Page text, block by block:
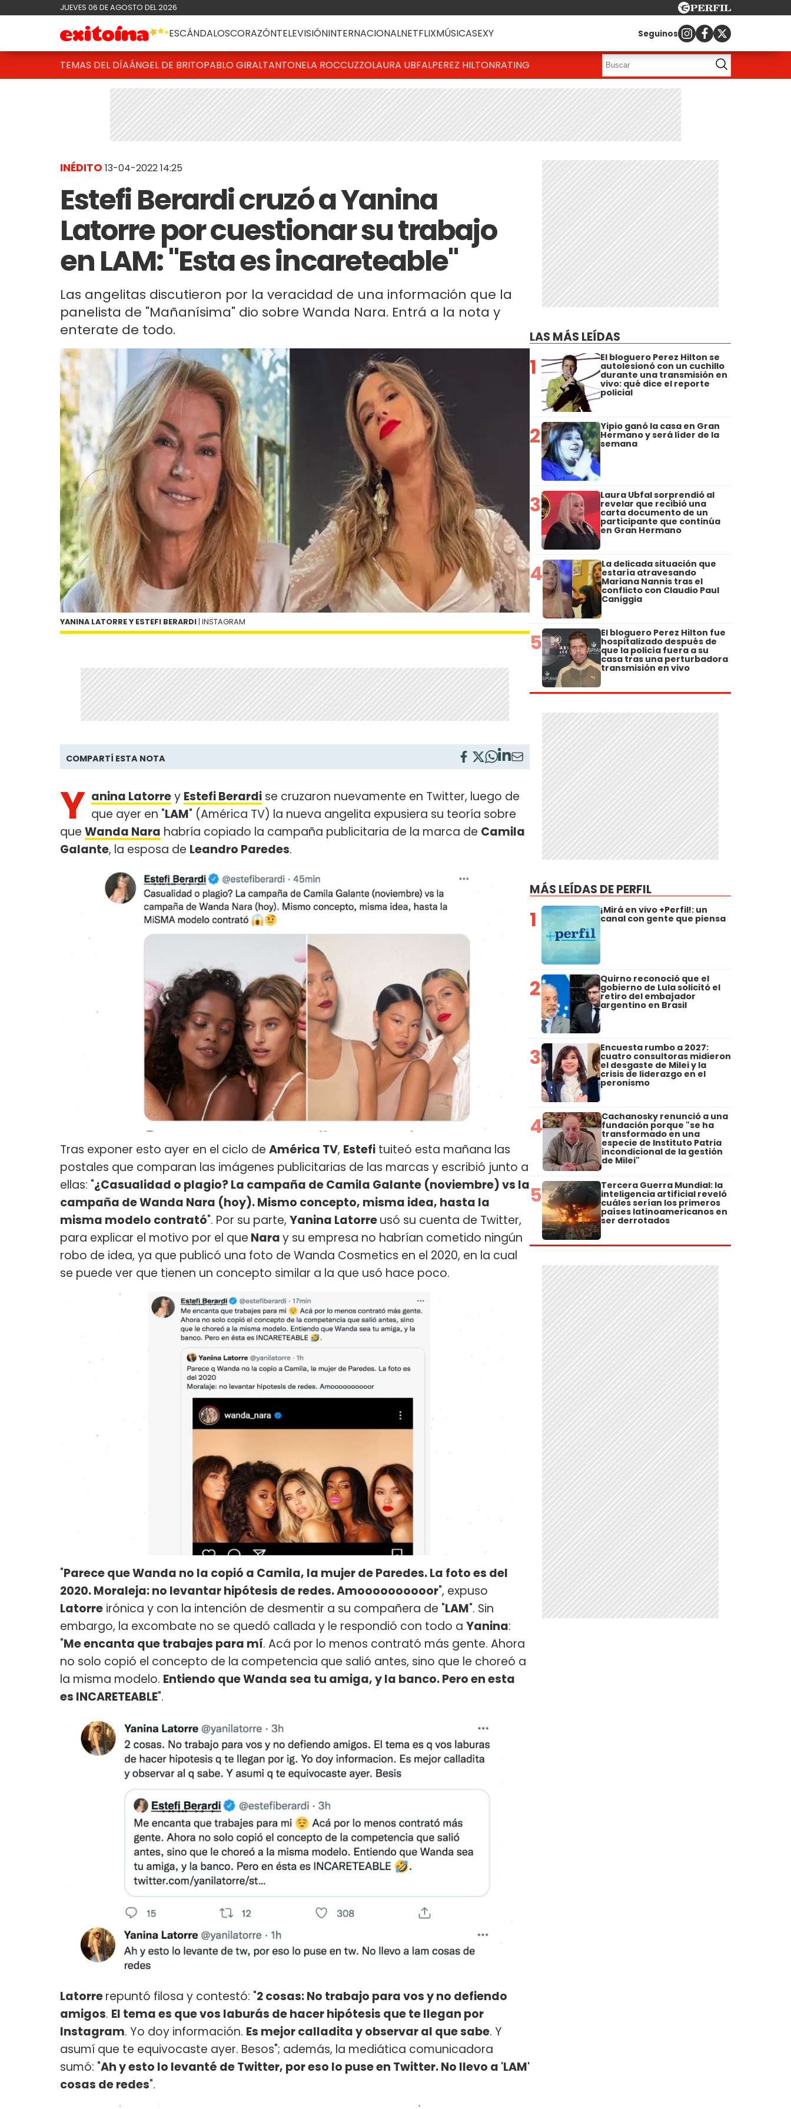
JUEVES 06 DE AGOSTO DEL 2026
ESCÁNDALOSCORAZÓNTELEVISIÓNINTERNACIONALNETFLIXMÚSICASEXY Seguinos
TEMAS DEL DÍAÁNGEL DE BRITOPABLO GIRALTANTONELA ROCCUZZOLAURA UBFALPEREZ HILTONRATING
INÉDITO 13-04-2022 14:25
Estefi Berardi cruzó a Yanina
Latorre por cuestionar su trabajo
en LAM: "Esta es incareteable"
Las angelitas discutieron por la veracidad de una información que la
panelista de "Mañanísima" dio sobre Wanda Nara. Entrá a la nota y
enterate de todo.
YANINA LATORRE Y ESTEFI BERARDI | INSTAGRAM
COMPARTÍ ESTA NOTA
Y anina Latorrey Estefi Berardi se cruzaron nuevamente en Twitter, luego de
que ayer en "LAM" (América TV) la nueva angelita expusiera su teoría sobre
que Wanda Nara habría copiado la campaña publicitaria de la marca de Camila
Galante, la esposa de Leandro Paredes.
Tras exponer esto ayer en el ciclo de América TV, Estefi tuiteó esta mañana las
postales que comparan las imágenes publicitarias de las marcas y escribió junto a
ellas: "¿Casualidad o plagio? La campaña de Camila Galante (noviembre) vs la
campaña de Wanda Nara (hoy). Mismo concepto, misma idea, hasta la
misma modelo contrató". Por su parte, Yanina Latorreusó su cuenta de Twitter,
para explicar el motivo por el que Naray su empresa no habrían cometido ningún
robo de idea, ya que publicó una foto de Wanda Cosmetics en el 2020, en la cual
se puede ver que tienen un concepto similar a la que usó hace poco.
"Parece que Wanda no la copió a Camila, la mujer de Paredes. La foto es del
2020. Moraleja: no levantar hipótesis de redes. Amoooooooooor", expuso
Latorre irónica y con la intención de desmentir a su compañera de "LAM". Sin
embargo, la excombate no se quedó callada y le respondió con todo a Yanina:
"Me encanta que trabajes para mí. Acá por lo menos contrató más gente. Ahora
no solo copió el concepto de la competencia que salió antes, sino que le choreó a
la misma modelo. Entiendo que Wanda sea tu amiga, y la banco. Pero en esta
es INCARETEABLE".
Latorrerepuntó filosa y contestó: "2 cosas: No trabajo para vos y no defiendo
amigos. El tema es que vos laburás de hacer hipótesis que te llegan por
Instagram. Yo doy información. Es mejor calladita y observar al que sabe. Y
asumí que te equivocaste ayer. Besos"; además, la mediática comunicadora
sumó: "Ah y esto lo levanté de Twitter, por eso lo puse en Twitter. No llevo a 'LAM'
cosas de redes".
LAS MÁS LEÍDAS
1 El bloguero Perez Hilton se
autolesionó con un cuchillo
durante una transmisión en
vivo: qué dice el reporte
policial
2 Yipio ganó la casa en Gran
Hermano y será líder de la
semana
3 Laura Ubfal sorprendió al
revelar que recibió una
carta documento de un
participante que continúa
en Gran Hermano
4 La delicada situación que
estaría atravesando
Mariana Nannis tras el
conflicto con Claudio Paul
Caniggia
5 El bloguero Perez Hilton fue
hospitalizado después de
que la policía fuera a su
casa tras una perturbadora
transmisión en vivo
MÁS LEÍDAS DE PERFIL
1 ¡Mirá en vivo +Perfil!: un
canal con gente que piensa
2 Quirno reconoció que el
gobierno de Lula solicitó el
retiro del embajador
argentino en Brasil
3 Encuesta rumbo a 2027:
cuatro consultoras midieron
el desgaste de Milei y la
crisis de liderazgo en el
peronismo
4 Cachanosky renunció a una
fundación porque "se ha
transformado en una
especie de Instituto Patria
incondicional de la gestión
de Milei"
5 Tercera Guerra Mundial: la
inteligencia artificial reveló
cuáles serían los primeros
países latinoamericanos en
ser derrotados